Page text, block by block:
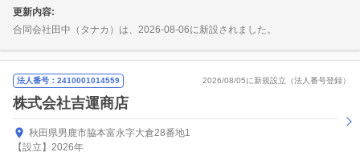
更新内容:
合同会社田中（タナカ）は、2026-08-06に新設されました。
法人番号：2410001014559 2026/08/05に新規設立（法人番号登録）
株式会社吉運商店
秋田県男鹿市脇本富永字大倉28番地1
【設立】2026年